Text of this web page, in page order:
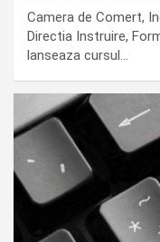
Camera de Comert,
Directia Instruire,
lanseaza cursul…